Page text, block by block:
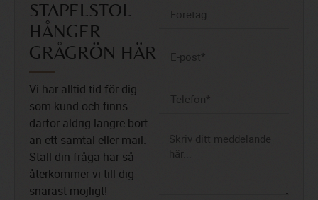
STAPELSTOL
HÅNGER
GRÅGRÖN HÄR
Vi har alltid tid för dig
som kund och finns
därför aldrig längre bort
än ett samtal eller mail.
Ställ din fråga här så
återkommer vi till dig
snarast möjligt!